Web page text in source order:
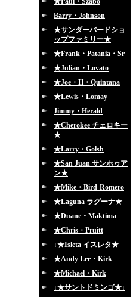
Barry・Johnson
★サンダーバードショ
ップファミリー★
★Frank・Patania・Sr
★Julian・Lovato
★Joe・H・Quintana
★Lewis・Lomay
Jimmy・Herald
★Cherokee チェロキー
★
★Larry・Golsh
★San Juan サンホゥア
ン★
★Mike・Bird-Romero
★Laguna ラグーナ★
★Duane・Maktima
★Chris・Pruitt
↓★Isleta イスレタ★
★Andy Lee・Kirk
★Michael・Kirk
↓★サントドミンゴ★↓